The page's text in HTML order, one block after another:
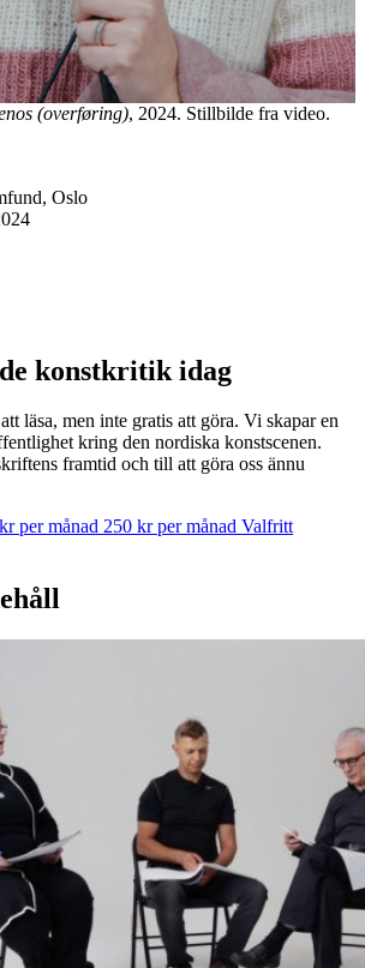
(overføring), 2024. Stillbilde fra video.
Oslo
konstkritik idag
läsa, men inte gratis att göra. Vi skapar en
kring den nordiska konstscenen.
framtid och till att göra oss ännu
per månad 250 kr per månad Valfritt